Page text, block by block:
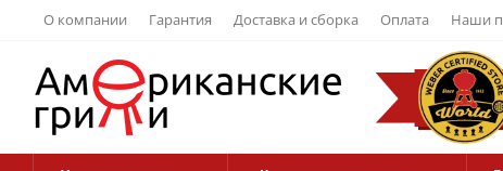
О компании Гарантия Доставка и сборка Оплата Наши